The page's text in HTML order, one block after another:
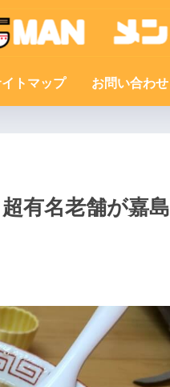
トマップ お問い合わせ
有名老舗が嘉島